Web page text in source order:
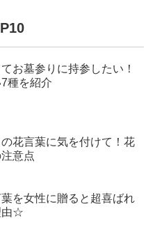
お墓参りに持参したい！
種を紹介
花言葉に気を付けて！花
意点
を女性に贈ると超喜ばれ
由☆